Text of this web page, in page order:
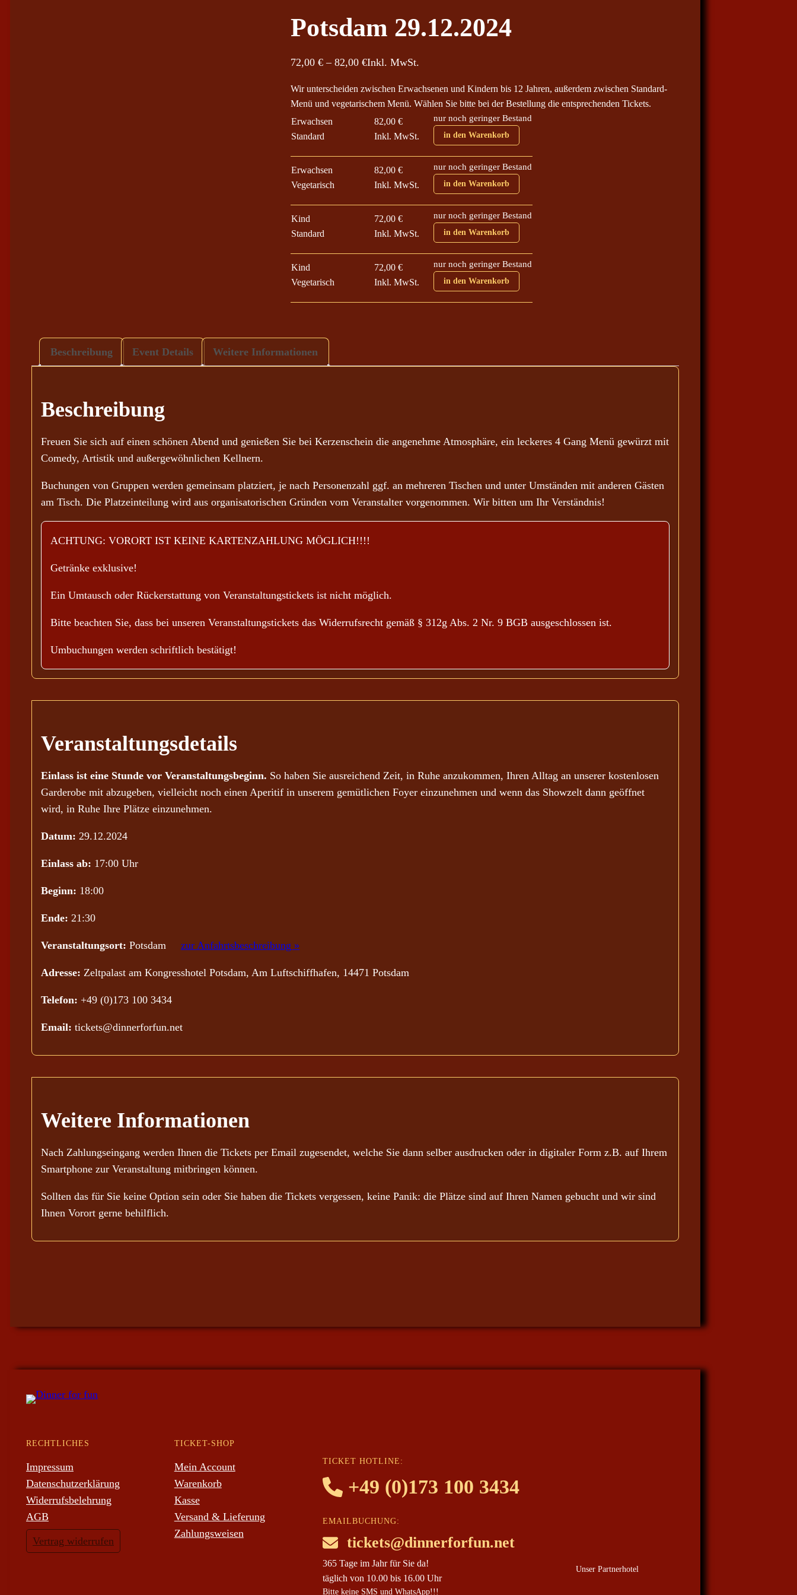
Potsdam 29.12.2024
72,00 € – 82,00 €P
e
2
Inkl. MwSt.
Wir unterscheiden zwischen Erwachsenen und Kindern bis 12 Jahren, außerdem zwischen Standard-
Menü und vegetarischem Menü. Wählen Sie bitte bei der Bestellung die entsprechenden Tickets.
Erwachsen
Standard
82,00 €
Inkl. MwSt.
nur noch geringer Bestand
in den Warenkorb
Erwachsen
Vegetarisch
82,00 €
Inkl. MwSt.
nur noch geringer Bestand
in den Warenkorb
Kind
Standard
72,00 €
Inkl. MwSt.
nur noch geringer Bestand
in den Warenkorb
Kind
Vegetarisch
72,00 €
Inkl. MwSt.
nur noch geringer Bestand
in den Warenkorb
Beschreibung Event Details Weitere Informationen
Beschreibung
Freuen Sie sich auf einen schönen Abend und genießen Sie bei Kerzenschein die angenehme Atmosphäre, ein leckeres 4 Gang Menü gewürzt mit
Comedy, Artistik und außergewöhnlichen Kellnern.
Buchungen von Gruppen werden gemeinsam platziert, je nach Personenzahl ggf. an mehreren Tischen und unter Umständen mit anderen Gästen
am Tisch. Die Platzeinteilung wird aus organisatorischen Gründen vom Veranstalter vorgenommen. Wir bitten um Ihr Verständnis!
ACHTUNG: VORORT IST KEINE KARTENZAHLUNG MÖGLICH!!!!
Getränke exklusive!
Ein Umtausch oder Rückerstattung von Veranstaltungstickets ist nicht möglich.
Bitte beachten Sie, dass bei unseren Veranstaltungstickets das Widerrufsrecht gemäß § 312g Abs. 2 Nr. 9 BGB ausgeschlossen ist.
Umbuchungen werden schriftlich bestätigt!
Veranstaltungsdetails
Einlass ist eine Stunde vor Veranstaltungsbeginn. So haben Sie ausreichend Zeit, in Ruhe anzukommen, Ihren Alltag an unserer kostenlosen
Garderobe mit abzugeben, vielleicht noch einen Aperitif in unserem gemütlichen Foyer einzunehmen und wenn das Showzelt dann geöffnet
wird, in Ruhe Ihre Plätze einzunehmen.
Datum: 29.12.2024
Einlass ab: 17:00 Uhr
Beginn: 18:00
Ende: 21:30
Veranstaltungsort: Potsdam zur Anfahrtsbeschreibung »
Adresse: Zeltpalast am Kongresshotel Potsdam, Am Luftschiffhafen, 14471 Potsdam
Telefon: +49 (0)173 100 3434
Email: tickets@dinnerforfun.net
Weitere Informationen
Nach Zahlungseingang werden Ihnen die Tickets per Email zugesendet, welche Sie dann selber ausdrucken oder in digitaler Form z.B. auf Ihrem
Smartphone zur Veranstaltung mitbringen können.
Sollten das für Sie keine Option sein oder Sie haben die Tickets vergessen, keine Panik: die Plätze sind auf Ihren Namen gebucht und wir sind
Ihnen Vorort gerne behilflich.
RECHTLICHES
Impressum
Datenschutzerklärung
Widerrufsbelehrung
AGB
Vertrag widerrufen
TICKET-SHOP
Mein Account
Warenkorb
Kasse
Versand & Lieferung
Zahlungsweisen
TICKET HOTLINE:
+49 (0)173 100 3434
EMAILBUCHUNG:
tickets@dinnerforfun.net
365 Tage im Jahr für Sie da!
täglich von 10.00 bis 16.00 Uhr
Bitte keine SMS und WhatsApp!!!
Unser Partnerhotel